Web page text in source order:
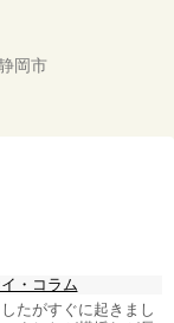
岡市
・コラム
たがすぐに起きまし